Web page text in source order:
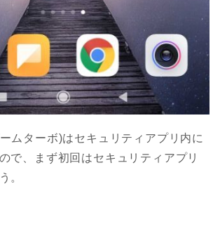
ムターボ)はセキュリティアプリ内に
で、まず初回はセキュリティアプリ
。